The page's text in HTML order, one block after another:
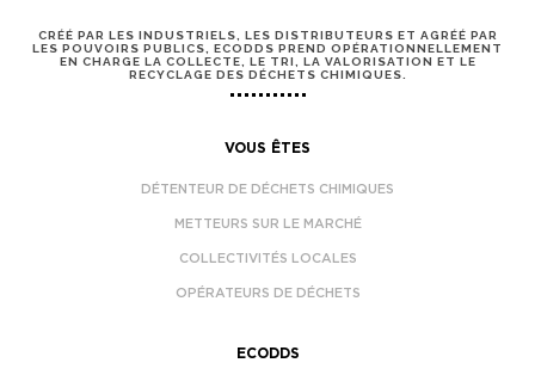
CRÉÉ PAR LES INDUSTRIELS, LES DISTRIBUTEURS ET AGRÉÉ PAR
LES POUVOIRS PUBLICS, ECODDS PREND OPÉRATIONNELLEMENT
EN CHARGE LA COLLECTE, LE TRI, LA VALORISATION ET LE
RECYCLAGE DES DÉCHETS CHIMIQUES.
VOUS ÊTES
DÉTENTEUR DE DÉCHETS CHIMIQUES
METTEURS SUR LE MARCHÉ
COLLECTIVITÉS LOCALES
OPÉRATEURS DE DÉCHETS
ECODDS